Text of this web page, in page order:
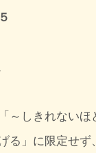
しきれないほ
る」に限定せ